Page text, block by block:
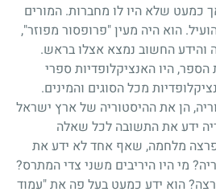
כמעט שלא היו לו מחברות. המורים
הוא היה מעין "פרופסור מפוזר",
והידע החשוב נמצא אצלו בראש.
היו האנציקלופדיות ספרי
מכל הסוגים והמינים.
הן את ההיסטוריה של ארץ ישראל
ידע את התשובה לכל שאלה
פרצה מלחמה, שאף אחד לא ידע את
מי היו היריבים משני צדי המתרס?
הוא ידע כמעט בעל פה את "עמוד